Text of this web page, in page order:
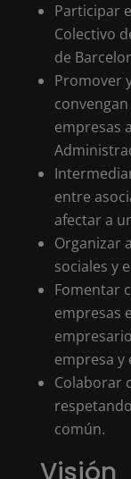
Participar
Colectivo
de
Promover
empresas
entre
afectar a
Organizar
sociales y
Fomentar
empresas
empresa y
Colaborar
común.